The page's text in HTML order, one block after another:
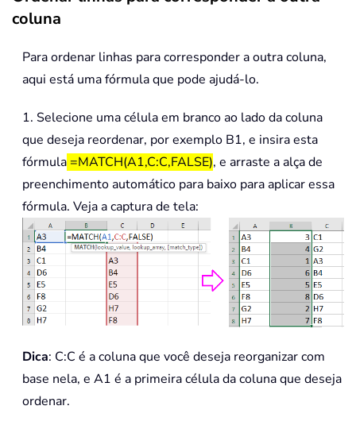
coluna
Para ordenar linhas para corresponder a outra coluna,
aqui está uma fórmula que pode ajudá-lo.
1. Selecione uma célula em branco ao lado da coluna
que deseja reordenar, por exemplo B1, e insira esta
fórmula =MATCH(A1,C:C,FALSE), e arraste a alça de
preenchimento automático para baixo para aplicar essa
fórmula. Veja a captura de tela:
Dica: C:C é a coluna que você deseja reorganizar com
base nela, e A1 é a primeira célula da coluna que deseja
ordenar.